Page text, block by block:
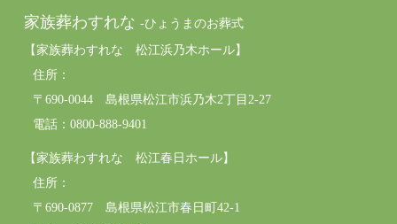
家族葬わすれな -ひょうまのお葬式
【家族葬わすれな 松江浜乃木ホール】
住所：
〒690-0044 島根県松江市浜乃木2丁目2-27
電話：0800-888-9401
【家族葬わすれな 松江春日ホール】
住所：
〒690-0877 島根県松江市春日町42-1